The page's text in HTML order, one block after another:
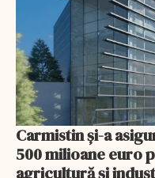
Carmistin și-a
500 milioane euro
agricultură și